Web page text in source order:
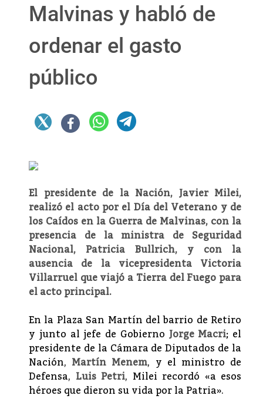
Malvinas y habló de
ordenar el gasto
público
El presidente de la Nación, Javier Milei,
realizó el acto por el Día del Veterano y de
los Caídos en la Guerra de Malvinas, con la
presencia de la ministra de Seguridad
Nacional, Patricia Bullrich, y con la
ausencia de la vicepresidenta Victoria
Villarruel que viajó a Tierra del Fuego para
el acto principal.
En la Plaza San Martín del barrio de Retiro
y junto al jefe de Gobierno Jorge Macri; el
presidente de la Cámara de Diputados de la
Nación, Martín Menem, y el ministro de
Defensa, Luis Petri, Milei recordó «a esos
héroes que dieron su vida por la Patria».